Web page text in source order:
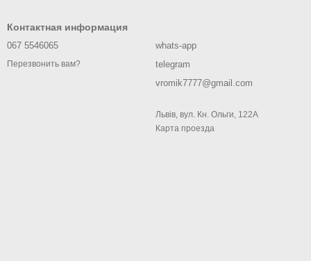
Контактная информация
067 5546065
Перезвонить вам?
whats-app
telegram
vromik7777@gmail.com
Львів, вул. Кн. Ольги, 122А
Карта проезда